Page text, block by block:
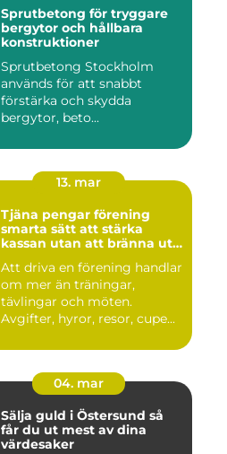
Sprutbetong för tryggare
bergytor och hållbara
konstruktioner
Sprutbetong Stockholm
används för att snabbt
förstärka och skydda
bergytor, beto...
13. mar
Tjäna pengar förening
smarta sätt att stärka
kassan utan att bränna ut
Att driva en förening handlar
om mer än träningar,
tävlingar och möten.
Avgifter, hyror, resor, cupe...
04. mar
Sälja guld i Östersund så
får du ut mest av dina
värdesaker